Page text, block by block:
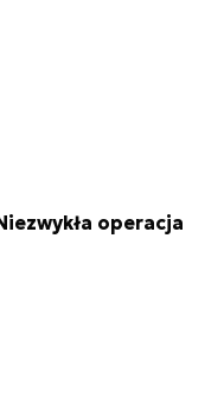
operacja